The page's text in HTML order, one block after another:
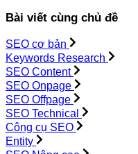
Bài viết cùng chủ đề
SEO cơ bản
Keywords Research
SEO Content
SEO Onpage
SEO Offpage
SEO Technical
Công cụ SEO
Entity